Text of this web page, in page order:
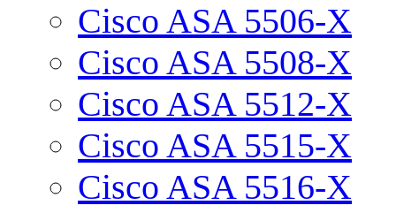
Cisco ASA 5506-X
Cisco ASA 5508-X
Cisco ASA 5512-X
Cisco ASA 5515-X
Cisco ASA 5516-X